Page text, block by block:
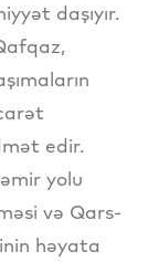
daşıyır.
edir.
yolu
və Qars-
həyata